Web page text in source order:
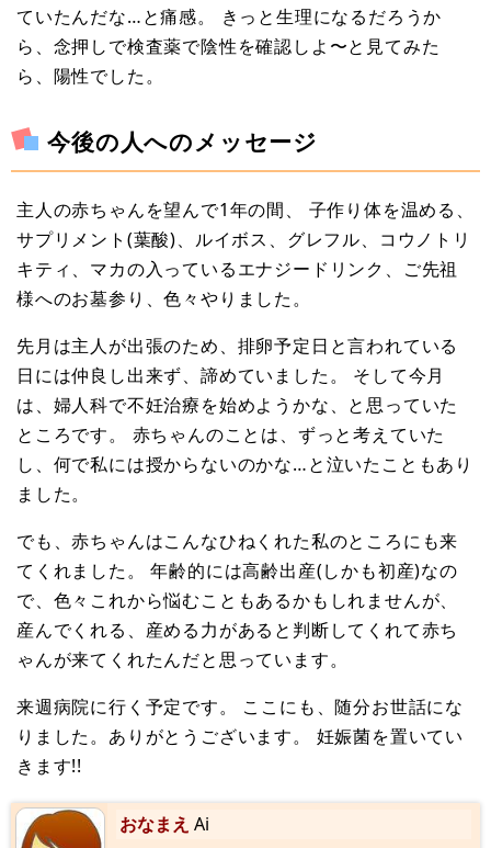
ていたんだな…と痛感。 きっと生理になるだろうか
ら、念押しで検査薬で陰性を確認しよ〜と見てみた
ら、陽性でした。
今後の人へのメッセージ
主人の赤ちゃんを望んで1年の間、 子作り体を温める、
サプリメント(葉酸)、ルイボス、グレフル、コウノトリ
キティ、マカの入っているエナジードリンク、ご先祖
様へのお墓参り、色々やりました。
先月は主人が出張のため、排卵予定日と言われている
日には仲良し出来ず、諦めていました。 そして今月
は、婦人科で不妊治療を始めようかな、と思っていた
ところです。 赤ちゃんのことは、ずっと考えていた
し、何で私には授からないのかな…と泣いたこともあり
ました。
でも、赤ちゃんはこんなひねくれた私のところにも来
てくれました。 年齢的には高齢出産(しかも初産)なの
で、色々これから悩むこともあるかもしれませんが、
産んでくれる、産める力があると判断してくれて赤ち
ゃんが来てくれたんだと思っています。
来週病院に行く予定です。 ここにも、随分お世話にな
りました。ありがとうございます。 妊娠菌を置いてい
きます!!
おなまえ Ai